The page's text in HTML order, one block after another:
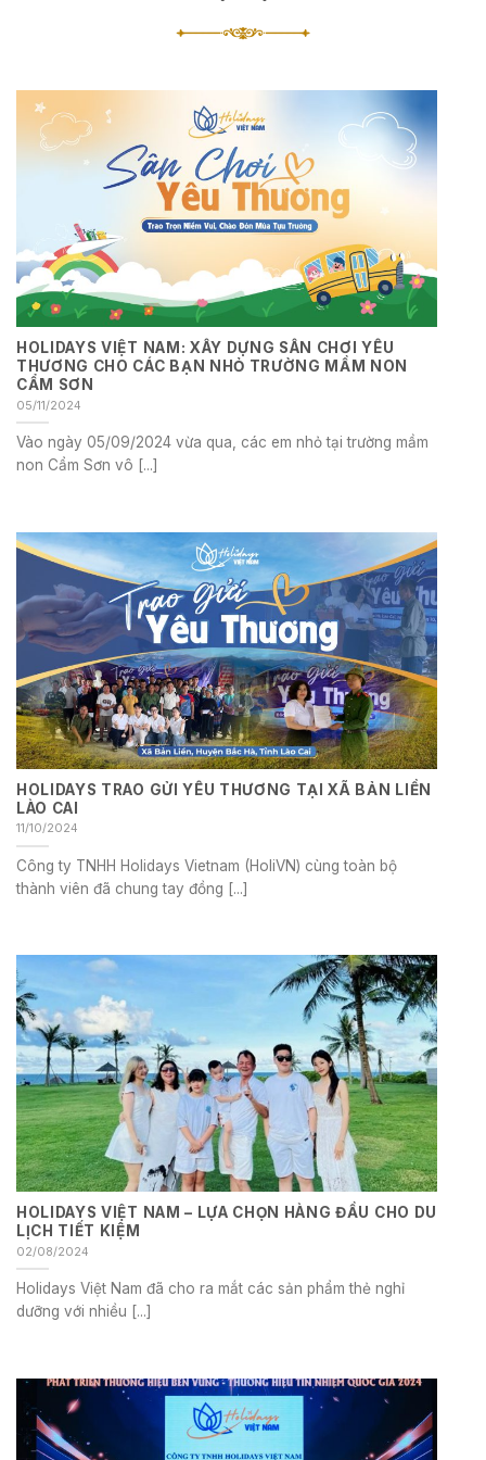
HOLIDAYS VIỆT NAM: XÂY DỰNG SÂN CHƠI YÊU
THƯƠNG CHO CÁC BẠN NHỎ TRƯỜNG MẦM NON
CẨM SƠN
05/11/2024
Vào ngày 05/09/2024 vừa qua, các em nhỏ tại trường mầm
non Cẩm Sơn vô [...]
HOLIDAYS TRAO GỬI YÊU THƯƠNG TẠI XÃ BẢN LIỀN
LÀO CAI
11/10/2024
Công ty TNHH Holidays Vietnam (HoliVN) cùng toàn bộ
thành viên đã chung tay đồng [...]
HOLIDAYS VIỆT NAM – LỰA CHỌN HÀNG ĐẦU CHO DU
LỊCH TIẾT KIỆM
02/08/2024
Holidays Việt Nam đã cho ra mắt các sản phẩm thẻ nghỉ
dưỡng với nhiều [...]